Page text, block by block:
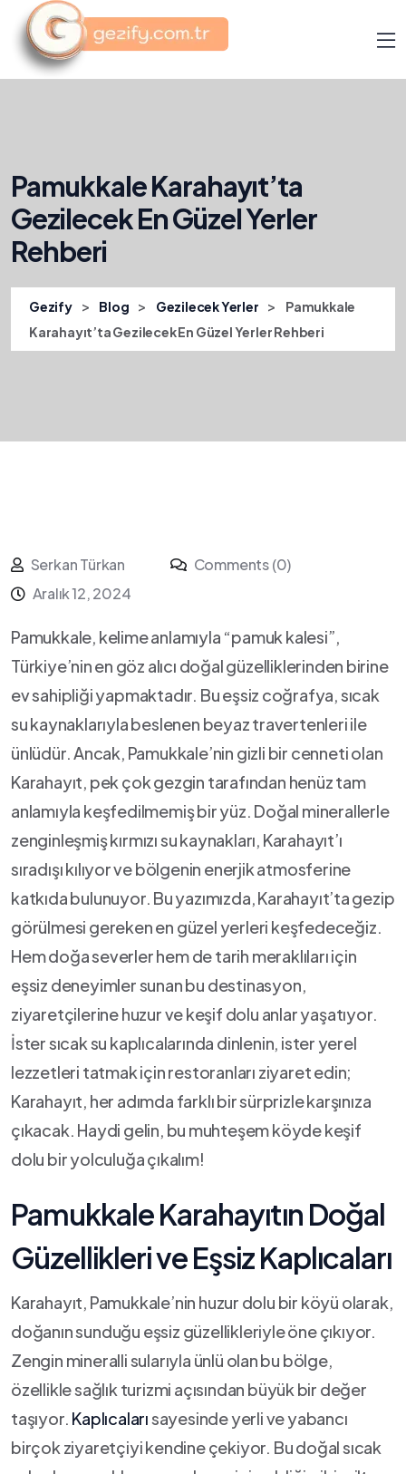
Pamukkale Karahayıt’ta
Gezilecek En Güzel Yerler
Rehberi
Gezify > Blog > Gezilecek Yerler >
Pamukkale
Karahayıt’ta Gezilecek En Güzel Yerler Rehberi
Serkan Türkan
Comments (0)
Aralık 12, 2024
Pamukkale, kelime anlamıyla “pamuk kalesi”,
Türkiye’nin⁣ en ⁤göz alıcı doğal güzelliklerinden ⁣birine
ev sahipliği yapmaktadır. Bu eşsiz⁢ coğrafya, sıcak⁢
su⁢ kaynaklarıyla beslenen ‌beyaz⁤ travertenleri ‌ile
ünlüdür.⁢ Ancak, Pamukkale’nin gizli ‌bir cenneti olan
Karahayıt, pek çok gezgin tarafından henüz tam
anlamıyla keşfedilmemiş ⁤bir yüz. ​Doğal minerallerle⁣
zenginleşmiş kırmızı su​ kaynakları, Karahayıt’ı
sıradışı kılıyor ⁣ve bölgenin enerjik atmosferine
katkıda bulunuyor. Bu⁤ yazımızda, Karahayıt’ta ⁤gezip
görülmesi gereken en güzel ‍yerleri keşfedeceğiz.⁢
Hem doğa severler hem​ de tarih meraklıları‍ için
eşsiz deneyimler sunan bu ‍destinasyon,
ziyaretçilerine huzur ve ⁣keşif dolu anlar ‍yaşatıyor.
İster sıcak su kaplıcalarında dinlenin, ister⁣ yerel
lezzetleri tatmak için restoranları ‌ziyaret edin;
Karahayıt, her adımda farklı⁣ bir sürprizle karşınıza
çıkacak.‌ Haydi gelin, bu ⁤muhteşem köyde keşif
dolu bir ​yolculuğa çıkalım!
Pamukkale Karahayıtın Doğal
Güzellikleri ve Eşsiz Kaplıcaları
Karahayıt, Pamukkale’nin huzur⁣ dolu bir köyü olarak,
doğanın sunduğu eşsiz güzellikleriyle öne çıkıyor.​
Zengin mineralli‌ sularıyla ünlü olan ⁢bu ‍bölge,‌
özellikle sağlık turizmi açısından büyük⁢ bir değer​
taşıyor. Kaplıcalarısayesinde yerli ve yabancı
birçok ziyaretçiyi kendine çekiyor. Bu doğal sıcak​